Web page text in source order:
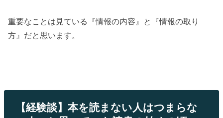
重要なことは見ている『情報の内容』と『情報の取り
方』だと思います。
【経験談】本を読まない人はつまらな